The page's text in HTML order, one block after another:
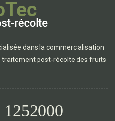
dans la commercialisation
traitement post-récolte des fruits
1252000